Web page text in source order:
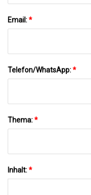
Email:*
Telefon/WhatsApp:*
Thema:*
Inhalt:*